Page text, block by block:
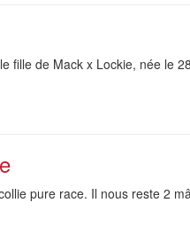
fille de Mack x Lockie, née le
pure race. Il nous reste 2